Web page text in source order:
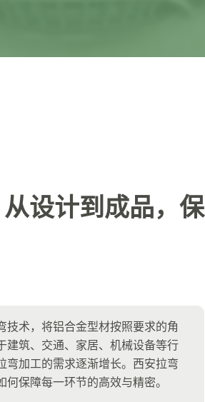
设计到成品，保
术，将铝合金型材按照要求的角
建筑、交通、家居、机械设备等行
弯加工的需求逐渐增长。西安拉弯
保障每一环节的高效与精密。